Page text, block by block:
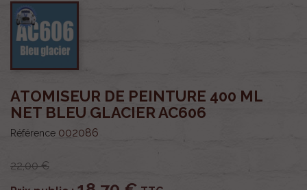
ATOMISEUR DE PEINTURE 400 ML
NET BLEU GLACIER AC606
Référence 002086
22,00 €